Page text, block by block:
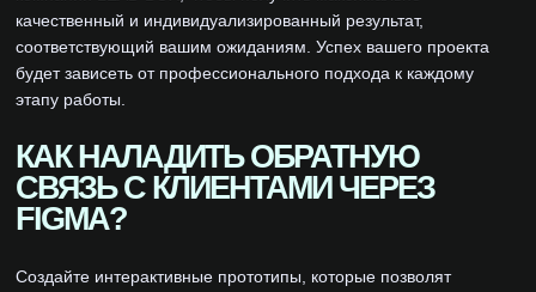
качественный и индивидуализированный результат,
соответствующий вашим ожиданиям. Успех вашего проекта
будет зависеть от профессионального подхода к каждому
этапу работы.
КАК НАЛАДИТЬ ОБРАТНУЮ
СВЯЗЬ С КЛИЕНТАМИ ЧЕРЕЗ
FIGMA?
Создайте интерактивные прототипы, которые позволят